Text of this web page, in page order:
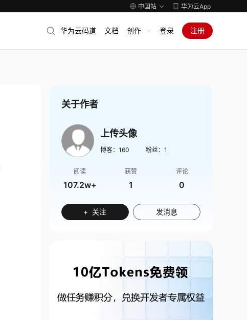
中国站 华为云App
华为云码道 文档 创作 登录 注册
关于作者
上传头像
博客： 160 粉丝： 1
阅读
107.2w+
获赞
1
评论
0
+ 关注 发消息